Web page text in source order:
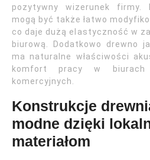
pozytywny wizerunek firmy.
mogą być także łatwo
co daje dużą elastyczność w
biurową. Dodatkowo drewno
ma naturalne właściwości
komfort pracy w
komercyjnych.
Konstrukcje
modne dzięki
materiałom